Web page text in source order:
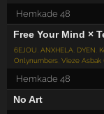
Hemkade 48
Free Your Mind ×
6EJOU ,ANXHELA DYEN
Onlynumbers ,Vieze Asbak
Hemkade 48
No Art